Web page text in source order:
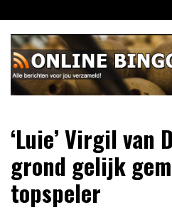
naar
inhoud
Online Bingo
verzameld
‘Luie’ Virgil van
grond gelijk
topspeler